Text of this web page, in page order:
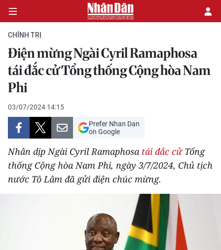
CHÍNH TRỊ
KINH TẾ
VĂN HÓA
XÃ HỘI
PHÁP LUẬT
DU LỊCH
CHÍNH TRỊ
Điện mừng Ngài Cyril Ramaphosa
tái đắc cử Tổng thống Cộng hòa Nam
Phi
03/07/2024 14:15
Prefer Nhan Dan
on Google
Nhân dịp Ngài Cyril Ramaphosa tái đắc cửTổng
thống Cộng hòa Nam Phi, ngày 3/7/2024, Chủ tịch
nước Tô Lâm đã gửi điện chúc mừng.